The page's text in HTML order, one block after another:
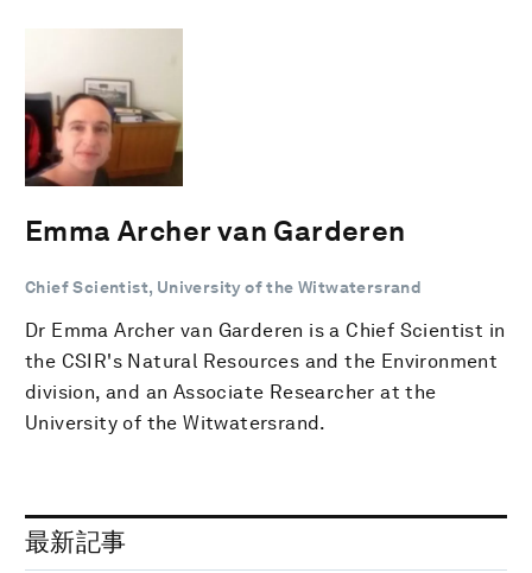
Emma Archer van Garderen
Chief Scientist, University of the Witwatersrand
Dr Emma Archer van Garderen is a Chief Scientist in
the CSIR's Natural Resources and the Environment
division, and an Associate Researcher at the
University of the Witwatersrand.
最新記事